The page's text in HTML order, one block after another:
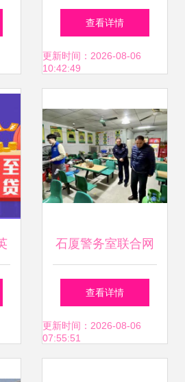
谈住房出租中介如
何精准获客，以下
查看详情
更新时间：2026-08-06
10:42:49
石厦警务室联合网
格员开展三小场所
及房产中介专项检
查看详情
更新时间：2026-08-06
07:55:51